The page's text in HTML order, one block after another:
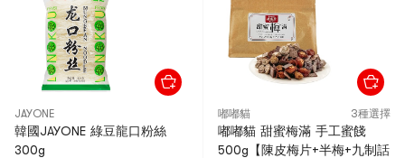
JAYONE
韓國JAYONE 綠豆龍口粉絲
300g
嘟嘟貓 3種選擇
嘟嘟貓 甜蜜梅滿 手工蜜餞
500g【陳皮梅片+半梅+九制話